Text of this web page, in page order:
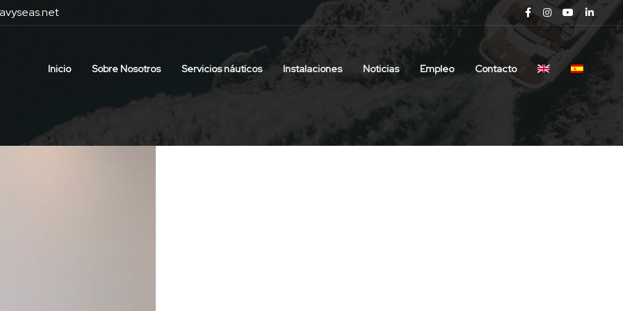
Inicio Sobre Nosotros Servicios náuticos Instalaciones Noticias Empleo Contacto